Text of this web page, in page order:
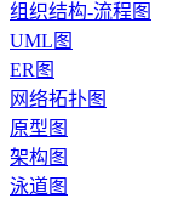
组织结构-流程图
UML图
ER图
网络拓扑图
原型图
架构图
泳道图